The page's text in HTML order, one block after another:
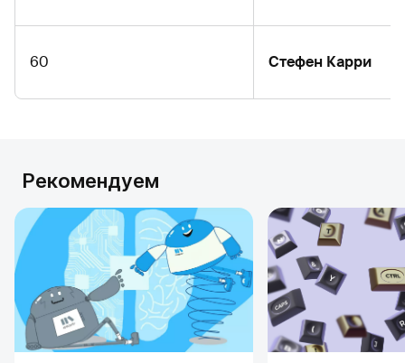
60 Стефен Карри
Рекомендуем